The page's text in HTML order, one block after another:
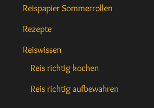
Reispapier Sommerrollen
Rezepte
Reiswissen
Reis richtig kochen
Reis richtig aufbewahren